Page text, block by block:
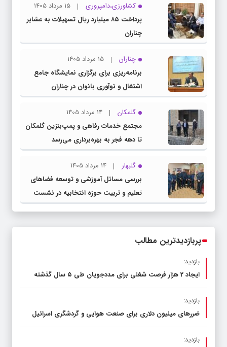
کشاورزی،دامپروری
15 مرداد 1405
پرداخت ۸۵ میلیارد ریال تسهیلات به عشایر
چناران
چناران
15 مرداد 1405
برنامه‌ریزی برای برگزاری نمایشگاه جامع
اشتغال و نوآوری بانوان در چناران
گلمکان
14 مرداد 1405
مجتمع خدمات رفاهی و پمپ‌بنزین گلمکان
تا دهه فجر به بهره‌برداری می‌رسد
گلبهار
14 مرداد 1405
بررسی مسائل آموزشی و توسعه فضاهای
تعلیم و تربیت حوزه انتخابیه در نشست
مشترک عضو کمیسیون آموزش مجلس با
پربازدیدترین مطالب
بازدید:
ایجاد 2 هزار فرصت شغلی برای مددجویان طی ۵ سال گذشته
بازدید:
ضررهای میلیون دلاری برای صنعت هوایی و گردشگری اسرائیل
بازدید: